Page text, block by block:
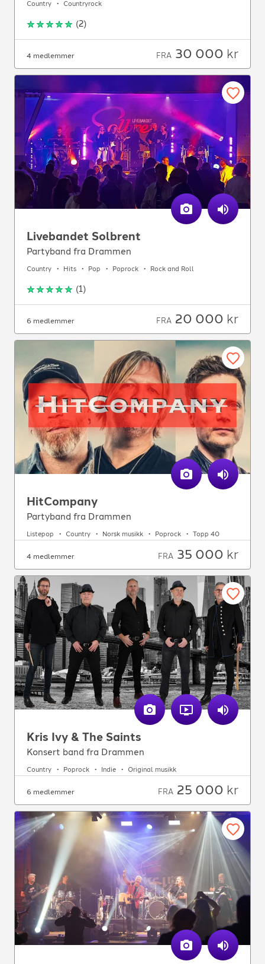
Country Countryrock
(2)
4 medlemmer FRA 30 000 kr
Livebandet Solbrent
Partyband fra Drammen
Country Hits Pop Poprock Rock and Roll
(1)
6 medlemmer FRA 20 000 kr
HitCompany
Partyband fra Drammen
Listepop Country Norsk musikk Poprock Topp 40
4 medlemmer FRA 35 000 kr
Kris Ivy & The Saints
Konsert band fra Drammen
Country Poprock Indie Original musikk
6 medlemmer FRA 25 000 kr